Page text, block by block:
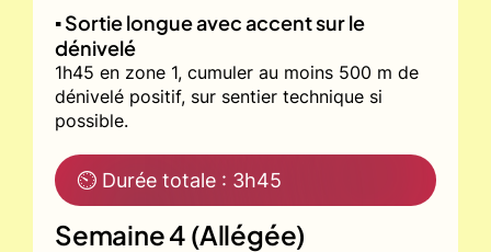
▪️ Sortie longue avec accent sur le
dénivelé
1h45 en zone 1, cumuler au moins 500 m de
dénivelé positif, sur sentier technique si
possible.
⏲ Durée totale : 3h45
Semaine 4 (Allégée)